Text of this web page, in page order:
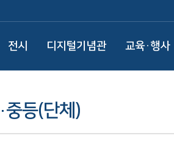
전시 디지털기념관 교육·행사
중등(단체)